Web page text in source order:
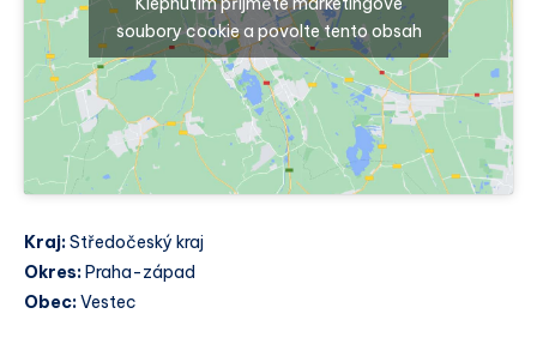
soubory cookie a povolte tento obsah
Kraj:Středočeský kraj
Okres: Praha-západ
Obec:Vestec